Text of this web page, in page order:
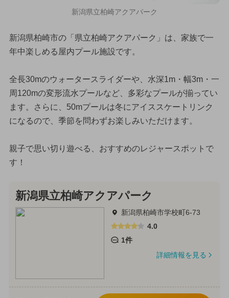
新潟県立柏崎アクアパーク
新潟県柏崎市の「県立柏崎アクアパーク」は、家族で一
年中楽しめる屋内プール施設です。
全長30mのウォータースライダーや、水深1m・幅3m・一
周120mの変形流水プールなど、多彩なプールが揃ってい
ます。さらに、50mプールは冬にアイススケートリンク
になるので、季節を問わずお楽しみいただけます。
親子で思い切り遊べる、おすすめのレジャースポットで
す！
新潟県立柏崎アクアパーク
新潟県柏崎市学校町6-73
4.0
1件
詳細情報を見る